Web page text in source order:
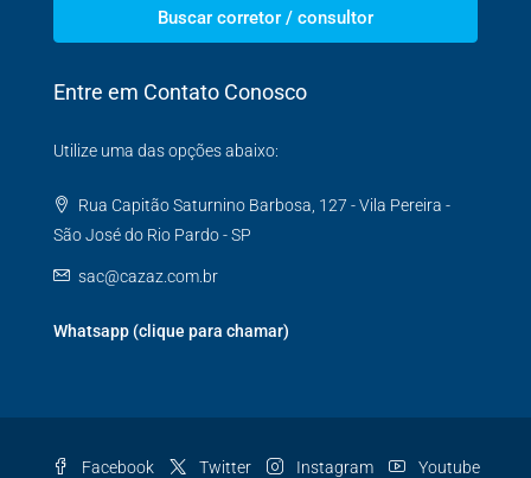
Buscar corretor / consultor
Entre em Contato Conosco
Utilize uma das opções abaixo:
Rua Capitão Saturnino Barbosa, 127 - Vila Pereira -
São José do Rio Pardo - SP
sac@cazaz.com.br
Whatsapp (clique para chamar)
Facebook Twitter Instagram Youtube